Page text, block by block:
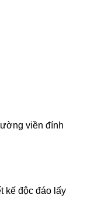
viền đính
kế độc đáo lấy